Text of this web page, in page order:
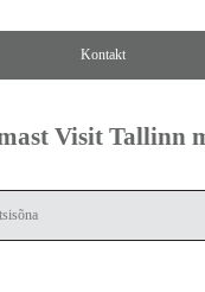
Kontakt
Visit Tallinn